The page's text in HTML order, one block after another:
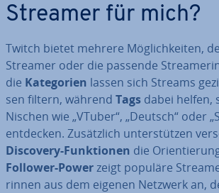
Streamer für mich?
Twitch bietet mehrere Mög­lich­kei­ten,
Streamer oder die passende
die Ka­te­go­rien lassen sich Streams
sen filtern, während Tags dabei helfen,
Nischen wie „VTuber“, „Deutsch“ oder
entdecken. Zu­sätz­lich un­ter­stüt­zen
Discovery-Funk­tio­nen die
Follower-Powerzeigt populäre
rin­nen aus dem eigenen Netzwerk an,